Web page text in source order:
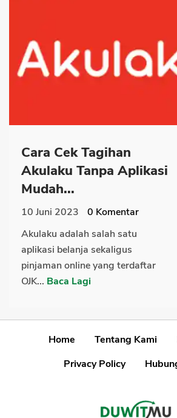
Cara Cek Tagihan
Akulaku Tanpa Aplikasi
Mudah...
10 Juni 2023 0 Komentar
Akulaku adalah salah satu
aplikasi belanja sekaligus
pinjaman online yang terdaftar
OJK... Baca Lagi
Home Tentang Kami
Privacy Policy